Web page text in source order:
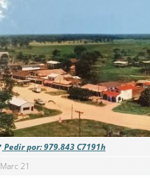
Pedir por: 979.843 C7191h
Marc 21